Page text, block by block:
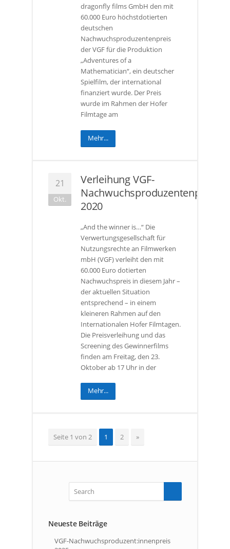
dragonfly films GmbH den mit
60.000 Euro höchstdotierten
deutschen
Nachwuchsproduzentenpreis
der VGF für die Produktion
„Adventures of a
Mathematician“, ein deutscher
Spielfilm, der international
finanziert wurde. Der Preis
wurde im Rahmen der Hofer
Filmtage am
Mehr...
21
Okt.
Verleihung VGF-
Nachwuchsproduzentenpreis
2020
„And the winner is…“ Die
Verwertungsgesellschaft für
Nutzungsrechte an Filmwerken
mbH (VGF) verleiht den mit
60.000 Euro dotierten
Nachwuchspreis in diesem Jahr –
der aktuellen Situation
entsprechend – in einem
kleineren Rahmen auf den
Internationalen Hofer Filmtagen.
Die Preisverleihung und das
Screening des Gewinnerfilms
finden am Freitag, den 23.
Oktober ab 17 Uhr in der
Mehr...
Seite 1 von 2 1 2 »
Neueste Beiträge
VGF-Nachwuchsproduzent:innenpreis